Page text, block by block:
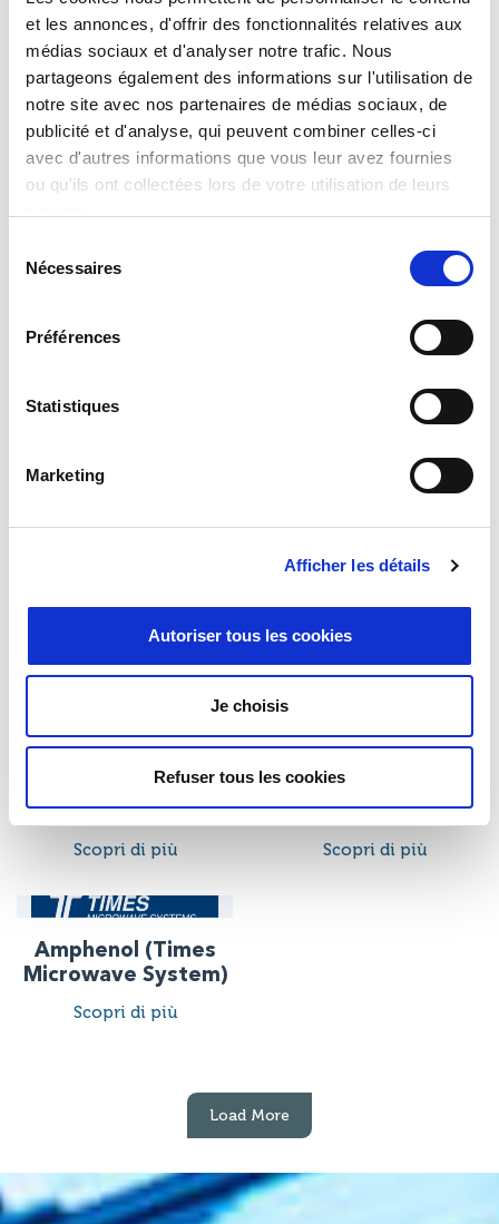
et les annonces, d'offrir des fonctionnalités relatives aux
médias sociaux et d'analyser notre trafic. Nous
partageons également des informations sur l'utilisation de
notre site avec nos partenaires de médias sociaux, de
publicité et d'analyse, qui peuvent combiner celles-ci
avec d'autres informations que vous leur avez fournies
ou qu'ils ont collectées lors de votre utilisation de leurs
Nécessaires
Préférences
Statistiques
Marketing
Afficher les détails
Autoriser tous les cookies
Je choisis
Refuser tous les cookies
Scopri di più
Scopri di più
AEM Inc
Scopri di più
Agile Microwave
Scopri di più
Akoustis
Scopri di più
Alpha Display
Scopri di più
Interconnects &
Packages
Scopri di più
AMETEK Hermetic
AMETEK Hunter
AMIC Technology
Corporation
Scopri di più
Amphenol
(Positronic)
Scopri di più
Amphenol (Times
Microwave System)
Scopri di più
Load More